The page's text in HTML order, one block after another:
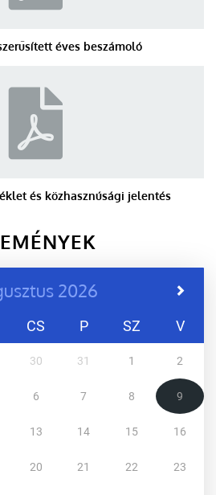
éves beszámoló
és közhasznúsági jelentés
2026
CS P SZ V
30 31 1 2
6 7 8 9
13 14 15 16
20 21 22 23